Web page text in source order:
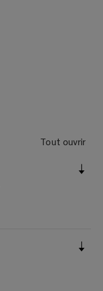
Tout ouvrir